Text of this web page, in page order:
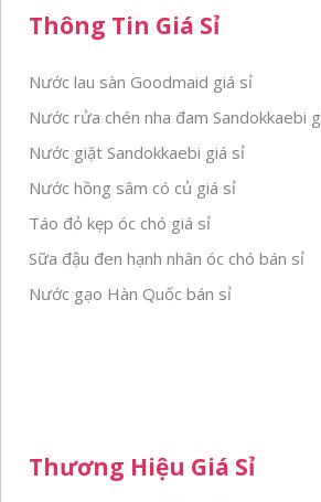
Thông Tin Giá Sỉ
Nước lau sàn Goodmaid giá sỉ
Nước rửa chén nha đam Sandokkaebi
Nước giặt Sandokkaebi giá sỉ
Nước hồng sâm có củ giá sỉ
Táo đỏ kẹp óc chó giá sỉ
Sữa đậu đen hạnh nhân óc chó bán sỉ
Nước gạo Hàn Quốc bán sỉ
Thương Hiệu Giá Sỉ